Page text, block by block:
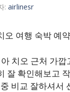
: airlinesr
오 여행 숙박 예
치오 근처 가
잘 확인해보고
비교 잘하셔서